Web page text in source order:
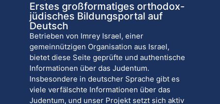
Erstes großformatiges orthodox-
jüdisches Bildungsportal auf
Deutsch
Betrieben von Imrey Israel, einer
gemeinnützigen Organisation aus Israel,
bietet diese Seite geprüfte und authentische
Informationen über das Judentum.
Insbesondere in deutscher Sprache gibt es
viele verfälschte Informationen über das
Judentum, und unser Projekt setzt sich aktiv